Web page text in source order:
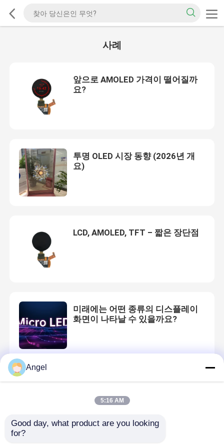
사례
앞으로 AMOLED 가격이 떨어질까
요?
투명 OLED 시장 동향 (2026년 개
요)
LCD, AMOLED, TFT – 짧은 장단점
미래에는 어떤 종류의 디스플레이
화면이 나타날 수 있을까요?
플렉시블 아몰레드의 미래 개발 동
Angel
5:16 AM
Good day, what product are you looking
for?